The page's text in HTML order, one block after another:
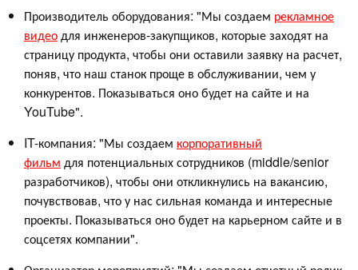
Производитель оборудования: "Мы создаем рекламное
видеодля инженеров-закупщиков, которые заходят на
страницу продукта, чтобы они оставили заявку на расчет,
поняв, что наш станок проще в обслуживании, чем у
конкурентов. Показываться оно будет на сайте и на
YouTube".
IT-компания: "Мы создаем корпоративный
фильм для потенциальных сотрудников (middle/senior
разработчиков), чтобы они откликнулись на вакансию,
почувствовав, что у нас сильная команда и интересные
проекты. Показываться оно будет на карьерном сайте и в
соцсетях компании".